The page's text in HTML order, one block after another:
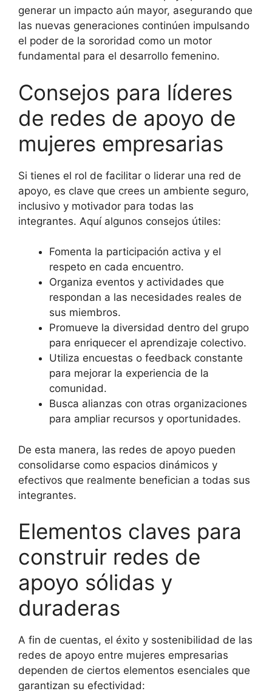
generar un impacto aún mayor, asegurando que
las nuevas generaciones continúen impulsando
el poder de la sororidad como un motor
fundamental para el desarrollo femenino.
Consejos para líderes
de redes de apoyo de
mujeres empresarias
Si tienes el rol de facilitar o liderar una red de
apoyo, es clave que crees un ambiente seguro,
inclusivo y motivador para todas las
integrantes. Aquí algunos consejos útiles:
Fomenta la participación activa y el
respeto en cada encuentro.
Organiza eventos y actividades que
respondan a las necesidades reales de
sus miembros.
Promueve la diversidad dentro del grupo
para enriquecer el aprendizaje colectivo.
Utiliza encuestas o feedback constante
para mejorar la experiencia de la
comunidad.
Busca alianzas con otras organizaciones
para ampliar recursos y oportunidades.
De esta manera, las redes de apoyo pueden
consolidarse como espacios dinámicos y
efectivos que realmente benefician a todas sus
integrantes.
Elementos claves para
construir redes de
apoyo sólidas y
duraderas
A fin de cuentas, el éxito y sostenibilidad de las
redes de apoyo entre mujeres empresarias
dependen de ciertos elementos esenciales que
garantizan su efectividad: